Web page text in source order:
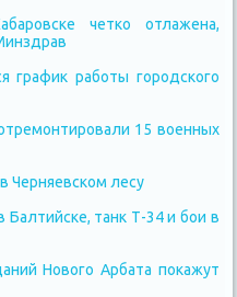
четко отлажена,
работы городского
15 военных
Черняевском лесу
танк Т-34 и бои в
Нового Арбата покажут